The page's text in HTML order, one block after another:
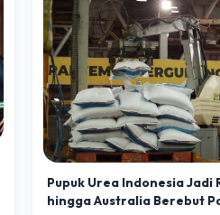
Pupuk Urea Indonesia Jadi
hingga Australia Berebut